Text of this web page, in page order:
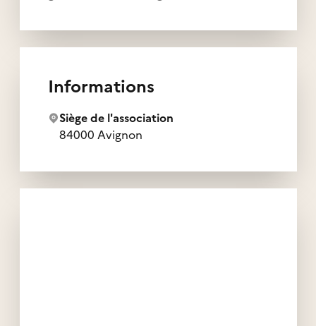
Informations
Siège de l'association
84000 Avignon